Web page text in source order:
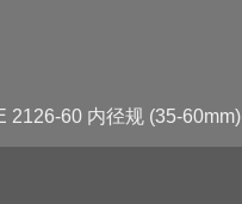
2126-60 内径规 (35-60mm)